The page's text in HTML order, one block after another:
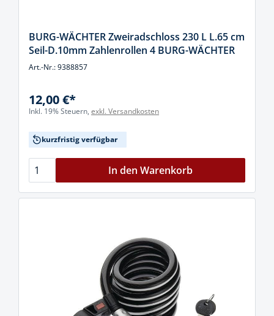
BURG-WÄCHTER Zweiradschloss 230 L L.65 cm
Seil-D.10mm Zahlenrollen 4 BURG-WÄCHTER
Art.-Nr.: 9388857
12,00 €*
Inkl. 19% Steuern, exkl. Versandkosten
kurzfristig verfügbar
In den Warenkorb